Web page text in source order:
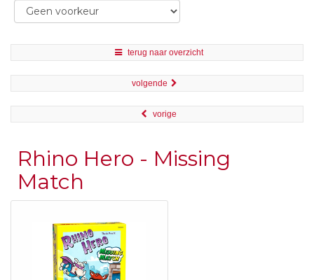
terug naar overzicht
volgende
vorige
Rhino Hero - Missing
Match